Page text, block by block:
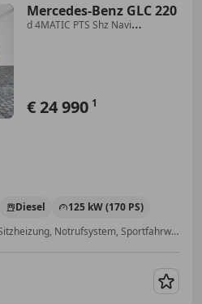
Mercedes-Benz GLC 220
d 4MATIC PTS Shz Navi
€ 24 990 1
Diesel
125 kW (170 PS)
Allrad, Sportsitze, Sportpaket, Sitzheizung, Notrufsystem, Sportfahrwerk, Wegfahrsperre, Sprachsteuerung